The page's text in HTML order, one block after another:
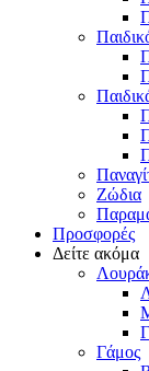
Ζώδια
Προσφορές
Δείτε ακόμα
Γάμος